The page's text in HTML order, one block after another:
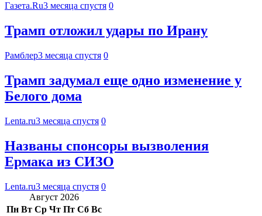
Газета.Ru3 месяца спустя 0
Трамп отложил удары по Ирану
Рамблер3 месяца спустя 0
Трамп задумал еще одно изменение у
Белого дома
Lenta.ru3 месяца спустя 0
Названы спонсоры вызволения
Ермака из СИЗО
Lenta.ru3 месяца спустя 0
Август 2026
Пн Вт Ср Чт Пт Сб Вс